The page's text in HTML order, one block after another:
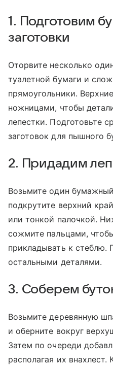
1. Подготовим
заготовки
Оторвите несколько
туалетной бумаги и
прямоугольники.
ножницами, чтобы
лепестки. Подготовьте
заготовок для пышного
2. Придадим
Возьмите один
подкрутите верхний
или тонкой палочкой.
сожмите пальцами,
прикладывать к стеблю.
остальными деталями.
3. Соберем
Возьмите деревянную
и оберните вокруг
Затем по очереди
располагая их